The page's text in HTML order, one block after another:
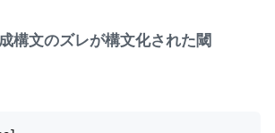
構文のズレが構文化された閾